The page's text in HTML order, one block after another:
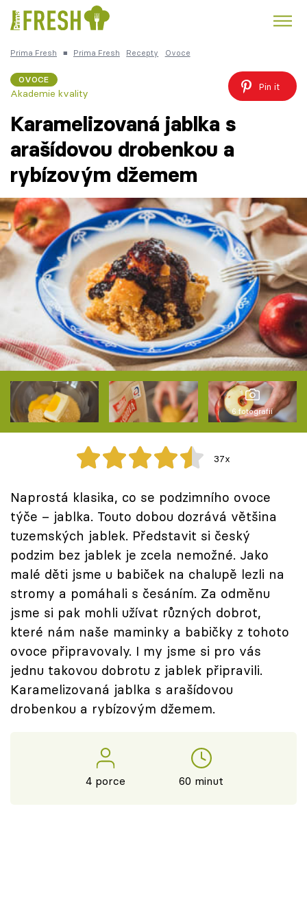
Česká kuchyně
Témata
Recepty
Články
TV Program
Škola vaření
Recepty z TV
Speciál: Cuketa
Těhotnej kuchař
Sledujte prima+
Přihlášení
Sledujte nás
Prima Fresh ■ Prima Fresh Recepty Ovoce
OVOCE
Akademie kvality
Pin it
Karamelizovaná jablka s
arašídovou drobenkou a
rybízovým džemem
6 fotografií
37x
Naprostá klasika, co se podzimního ovoce
týče – jablka. Touto dobou dozrává většina
tuzemských jablek. Představit si český
podzim bez jablek je zcela nemožné. Jako
malé děti jsme u babiček na chalupě lezli na
stromy a pomáhali s česáním. Za odměnu
jsme si pak mohli užívat různých dobrot,
které nám naše maminky a babičky z tohoto
ovoce připravovaly. I my jsme si pro vás
jednu takovou dobrotu z jablek připravili.
Karamelizovaná jablka s arašídovou
drobenkou a rybízovým džemem.
4 porce 60 minut